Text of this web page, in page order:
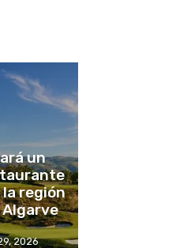
un
región
2026